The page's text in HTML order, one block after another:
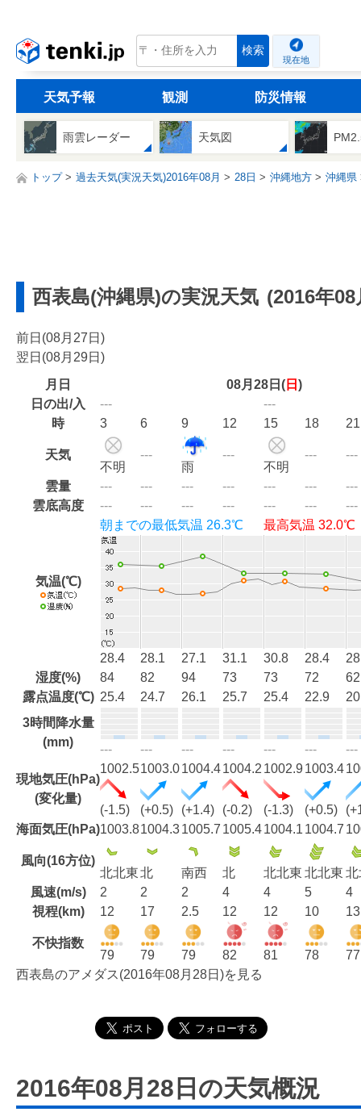
tenki.jp 検索
現在地
天気予報 観測 防災情報
雨雲レーダー 天気図
トップ 過去天気(実況天気)2016年08月 28日 沖縄地方 沖縄県
西表島(沖縄県)の実況天気 (2016年
前日(08月27日)
翌日(08月29日)
月日
08月28日(日 )
日の出/入
---
---
時
3 6 9 12 15 18 21
天気
不明
---
雨
---
不明
--- ---
雲量 --- --- --- --- --- ---
---
雲底高度
--- --- --- --- --- --- ---
気温(℃)
朝までの最低気温 26.3℃ 最高気温 32.0℃
28.4 28.1 27.1 31.1 30.8 28.4
湿度(%)
84 82 94 73 73 72
62
露点温度(℃) 25.4 24.7 26.1 25.7 25.4 22.9
3時間降水量
(mm)
--- --- --- --- --- --- ---
現地気圧(hPa)
(変化量)
1002.51003.01004.41004.2 1002.9 1003.4
(-1.5) (+0.5) (+1.4) (-0.2) (-1.3) (+0.5)
海面気圧(hPa)1003.81004.31005.7 1005.41004.11004.7
風向(16方位)
北北東北 南西 北 北北東 北北東 北
風速(m/s)
2 2 2 4 4 5
4
視程(km)
12 17 2.5 12 12 10 13
不快指数
79
79 79 82 81 78
77
西表島のアメダス(2016年08月28日)を見る
2016年08月28日の天気概況